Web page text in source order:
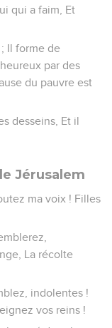
ne pas voir le
Des rochers
donné, De l'eau
Ils
Où est le
qui inspectait les
peuple au
barbare
yeux verront
sera plus
enlevés, Et dont